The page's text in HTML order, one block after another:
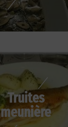
Truites
meunière